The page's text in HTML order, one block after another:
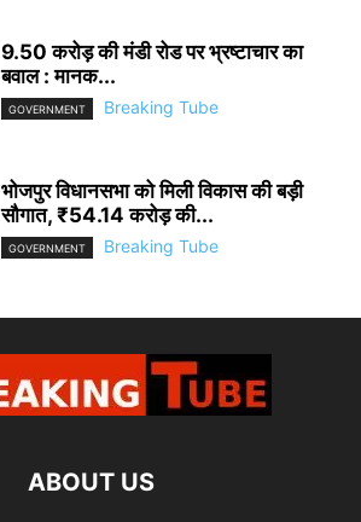
9.50 करोड़ की मंडी रोड पर भ्रष्टाचार का
बवाल : मानक...
GOVERNMENT Breaking Tube
भोजपुर विधानसभा को मिली विकास की बड़ी
सौगात, ₹54.14 करोड़ की...
GOVERNMENT Breaking Tube
ABOUT US